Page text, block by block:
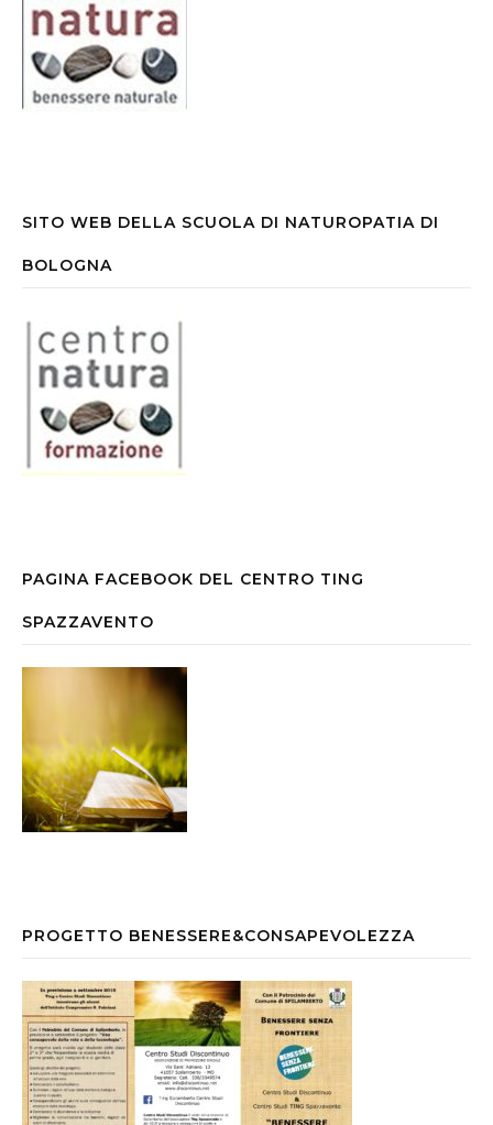
SITO WEB DELLA SCUOLA DI NATUROPATIA DI
BOLOGNA
PAGINA FACEBOOK DEL CENTRO TING
SPAZZAVENTO
PROGETTO BENESSERE&CONSAPEVOLEZZA